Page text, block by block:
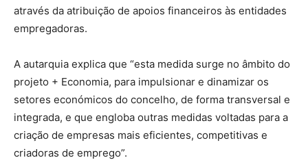
através da atribuição de apoios financeiros às entidades
empregadoras.
A autarquia explica que “esta medida surge no âmbito do
projeto + Economia, para impulsionar e dinamizar os
setores económicos do concelho, de forma transversal e
integrada, e que engloba outras medidas voltadas para a
criação de empresas mais eficientes, competitivas e
criadoras de emprego”.